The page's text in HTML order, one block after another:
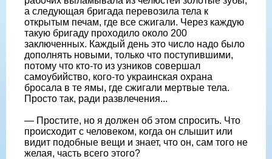
а следующая бригада перевозила тела к
открытым печам, где все сжигали. Через каждую
такую бригаду проходило около 200
заключенных. Каждый день это число надо было
дополнять новыми, только что поступившими,
потому что кто-то из узников совершал
самоубийство, кого-то украинская охрана
бросала в те ямы, где сжигали мертвые тела.
Просто так, ради развлечения...
— Простите, но я должен об этом спросить. Что
происходит с человеком, когда он слышит или
видит подобные вещи и знает, что он, сам того не
желая, часть всего этого?